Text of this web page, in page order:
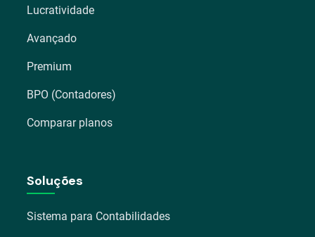
Lucratividade
Avançado
Premium
BPO (Contadores)
Comparar planos
Soluções
Sistema para Contabilidades